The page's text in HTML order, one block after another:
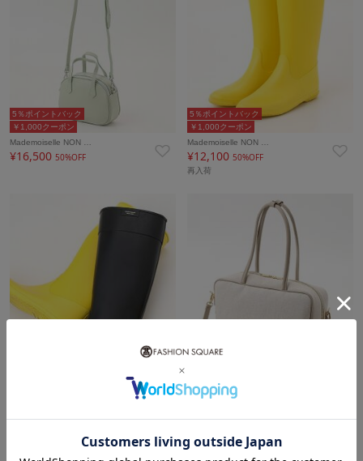
￥1,000クーポン
5％ポイントバック
Mademoiselle NON …
¥16,500 50%OFF
￥1,000クーポン
5％ポイントバック
Mademoiselle NON …
¥12,10050%OFF
再入荷
¥12,10050%OFF
￥2,000クーポン
¥24,20050%OFF